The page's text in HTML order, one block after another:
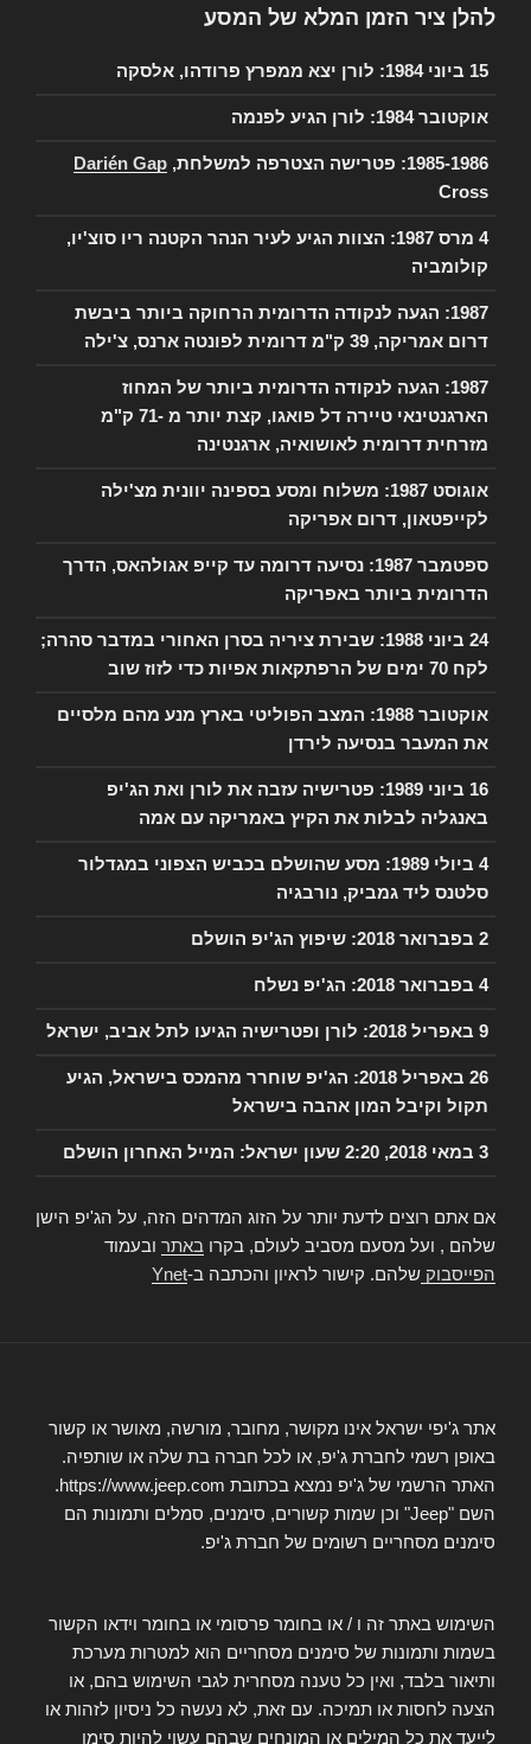
להלן ציר הזמן המלא של המסע
15 ביוני 1984: לורן יצא ממפרץ פרודהו, אלסקה
אוקטובר 1984: לורן הגיע לפנמה
1985-1986: פטרישה הצטרפה למשלחת,
Darién Gap
Cross
4 מרס 1987: הצוות הגיע לעיר הנהר הקטנה ריו סוצ'יו,
קולומביה
1987: הגעה לנקודה הדרומית הרחוקה ביותר ביבשת
דרום אמריקה, 39 ק"מ דרומית לפונטה ארנס, צ'ילה
1987: הגעה לנקודה הדרומית ביותר של המחוז
הארגנטינאי טיירה דל פואגו, קצת יותר מ -71 ק"מ
מזרחית דרומית לאושואיה, ארגנטינה
אוגוסט 1987: משלוח ומסע בספינה יוונית מצ'ילה
לקייפטאון, דרום אפריקה
ספטמבר 1987: נסיעה דרומה עד קייפ אגולהאס, הדרך
הדרומית ביותר באפריקה
24 ביוני 1988: שבירת ציריה בסרן האחורי במדבר סהרה;
לקח 70 ימים של הרפתקאות אפיות כדי לזוז שוב
אוקטובר 1988: המצב הפוליטי בארץ מנע מהם מלסיים
את המעבר בנסיעה לירדן
16 ביוני 1989: פטרישיה עזבה את לורן ואת הג'יפ
באנגליה לבלות את הקיץ באמריקה עם אמה
4 ביולי 1989: מסע שהושלם בכביש הצפוני במגדלור
סלטנס ליד גמביק, נורבגיה
2 בפברואר 2018: שיפוץ הג'יפ הושלם
4 בפברואר 2018: הג'יפ נשלח
9 באפריל 2018: לורן ופטרישיה הגיעו לתל אביב, ישראל
26 באפריל 2018: הג'יפ שוחרר מהמכס בישראל, הגיע
תקול וקיבל המון אהבה בישראל
3 במאי 2018, 2:20 שעון ישראל: המייל האחרון הושלם
אם אתם רוצים לדעת יותר על הזוג המדהים הזה, על הג'יפ הישן
שלהם , ועל מסעם מסביב לעולם, בקרו באתר ובעמוד
הפייסבוק שלהם. קישור לראיון והכתבה ב-Ynet
אתר ג'יפי ישראל אינו מקושר, מחובר, מורשה, מאושר או קשור
באופן רשמי לחברת ג'יפ, או לכל חברה בת שלה או שותפיה.
האתר הרשמי של ג'יפ נמצא בכתובת https://www.jeep.com.
השם "Jeep" וכן שמות קשורים, סימנים, סמלים ותמונות הם
סימנים מסחריים רשומים של חברת ג'יפ.
השימוש באתר זה ו / או בחומר פרסומי או בחומר וידאו הקשור
בשמות ותמונות של סימנים מסחריים הוא למטרות מערכת
ותיאור בלבד, ואין כל טענה מסחרית לגבי השימוש בהם, או
הצעה לחסות או תמיכה. עם זאת, לא נעשה כל ניסיון לזהות או
לייעד את כל המילים או המונחים שבהם עשוי להיות סימן